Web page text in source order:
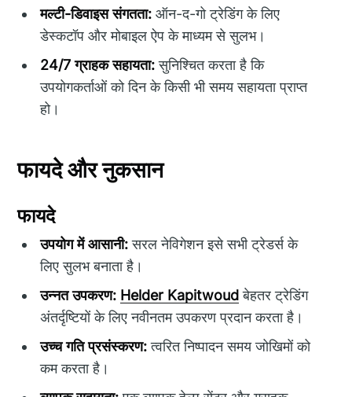
मल्टी-डिवाइस संगतता: ऑन-द-गो ट्रेडिंग के लिए
डेस्कटॉप और मोबाइल ऐप के माध्यम से सुलभ।
24/7 ग्राहक सहायता:सुनिश्चित करता है कि
उपयोगकर्ताओं को दिन के किसी भी समय सहायता प्राप्त
हो।
फायदे और नुकसान
फायदे
उपयोग में आसानी:सरल नेविगेशन इसे सभी ट्रेडर्स के
लिए सुलभ बनाता है।
उन्नत उपकरण: Helder Kapitwoud बेहतर ट्रेडिंग
अंतर्दृष्टियों के लिए नवीनतम उपकरण प्रदान करता है।
उच्च गति प्रसंस्करण:त्वरित निष्पादन समय जोखिमों को
कम करता है।